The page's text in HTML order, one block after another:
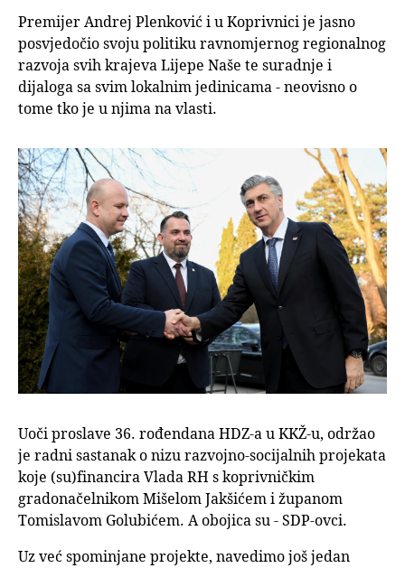
Premijer Andrej Plenković i u Koprivnici je jasno
posvjedočio svoju politiku ravnomjernog regionalnog
razvoja svih krajeva Lijepe Naše te suradnje i
dijaloga sa svim lokalnim jedinicama - neovisno o
tome tko je u njima na vlasti.
Uoči proslave 36. rođendana HDZ-a u KKŽ-u, održao
je radni sastanak o nizu razvojno-socijalnih projekata
koje (su)financira Vlada RH s koprivničkim
gradonačelnikom Mišelom Jakšićem i županom
Tomislavom Golubićem. A obojica su - SDP-ovci.
Uz već spominjane projekte, navedimo još jedan